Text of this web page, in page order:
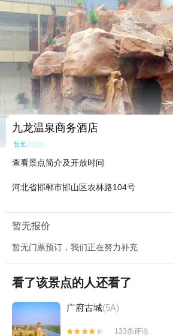
九龙温泉商务酒店
暂无点评
查看景点简介及开放时间
河北省邯郸市邯山区农林路104号
暂无报价
暂无门票预订，我们正在努力补充
看了该景点的人还看了
广府古城(5A)


133条评论
